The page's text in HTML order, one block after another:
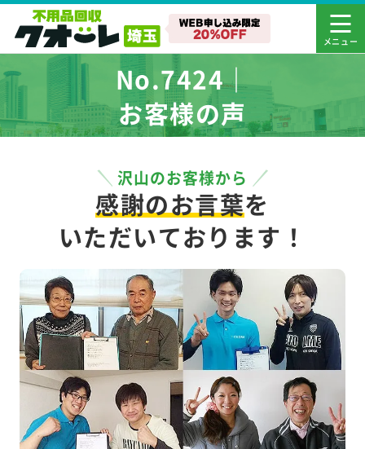
No.7424｜
お客様の声
沢山のお客様から
感謝のお言葉を
いただいております！